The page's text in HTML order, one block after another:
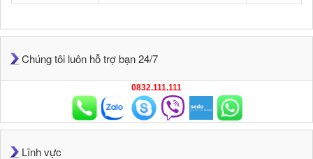
Chúng tôi luôn hỗ trợ bạn 24/7
0832.111.111
Lĩnh vực